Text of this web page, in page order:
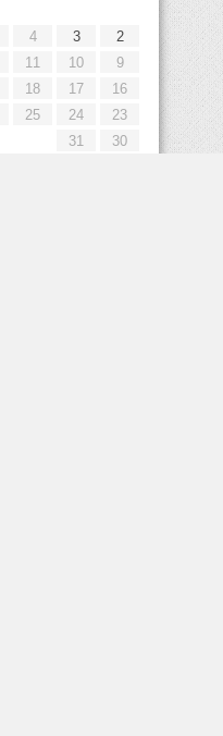
2
3
4
9
10
11
16
17
18
23
24
25
30
31